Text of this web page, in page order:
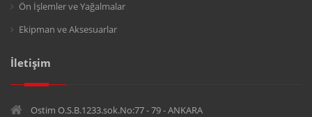
Ön İşlemler ve Yağalmalar
Ekipman ve Aksesuarlar
İletişim
Ostim O.S.B.1233.sok.No:77 - 79 - ANKARA